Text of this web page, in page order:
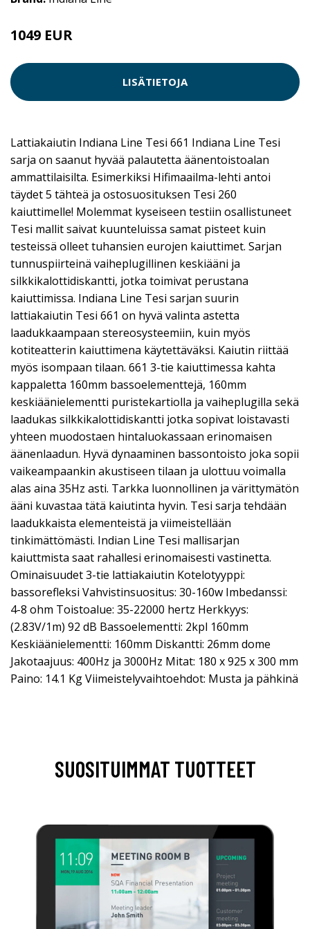
1049 EUR
LISÄTIETOJA
Lattiakaiutin Indiana Line Tesi 661 Indiana Line Tesi
sarja on saanut hyvää palautetta äänentoistoalan
ammattilaisilta. Esimerkiksi Hifimaailma-lehti antoi
täydet 5 tähteä ja ostosuosituksen Tesi 260
kaiuttimelle! Molemmat kyseiseen testiin osallistuneet
Tesi mallit saivat kuunteluissa samat pisteet kuin
testeissä olleet tuhansien eurojen kaiuttimet. Sarjan
tunnuspiirteinä vaiheplugillinen keskiääni ja
silkkikalottidiskantti, jotka toimivat perustana
kaiuttimissa. Indiana Line Tesi sarjan suurin
lattiakaiutin Tesi 661 on hyvä valinta astetta
laadukkaampaan stereosysteemiin, kuin myös
kotiteatterin kaiuttimena käytettäväksi. Kaiutin riittää
myös isompaan tilaan. 661 3-tie kaiuttimessa kahta
kappaletta 160mm bassoelementtejä, 160mm
keskiäänielementti puristekartiolla ja vaiheplugilla sekä
laadukas silkkikalottidiskantti jotka sopivat loistavasti
yhteen muodostaen hintaluokassaan erinomaisen
äänenlaadun. Hyvä dynaaminen bassontoisto joka sopii
vaikeampaankin akustiseen tilaan ja ulottuu voimalla
alas aina 35Hz asti. Tarkka luonnollinen ja värittymätön
ääni kuvastaa tätä kaiutinta hyvin. Tesi sarja tehdään
laadukkaista elementeistä ja viimeistellään
tinkimättömästi. Indian Line Tesi mallisarjan
kaiuttmista saat rahallesi erinomaisesti vastinetta.
Ominaisuudet 3-tie lattiakaiutin Kotelotyyppi:
bassorefleksi Vahvistinsuositus: 30-160w Imbedanssi:
4-8 ohm Toistoalue: 35-22000 hertz Herkkyys:
(2.83V/1m) 92 dB Bassoelementti: 2kpl 160mm
Keskiäänielementti: 160mm Diskantti: 26mm dome
Jakotaajuus: 400Hz ja 3000Hz Mitat: 180 x 925 x 300 mm
Paino: 14.1 Kg Viimeistelyvaihtoehdot: Musta ja pähkinä
SUOSITUIMMAT TUOTTEET